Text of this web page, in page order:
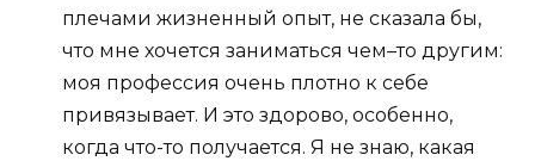
плечами жизненный опыт, не сказала бы,
что мне хочется заниматься чем–то другим:
моя профессия очень плотно к себе
привязывает. И это здорово, особенно,
когда что-то получается. Я не знаю, какая